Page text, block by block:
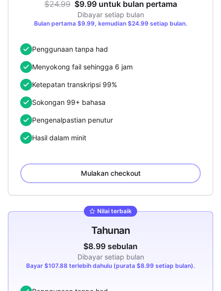
$24.99 $9.99 untuk bulan pertama
Dibayar setiap bulan
Bulan pertama $9.99, kemudian $24.99 setiap bulan.
Penggunaan tanpa had
Menyokong fail sehingga 6 jam
Ketepatan transkripsi 99%
Sokongan 99+ bahasa
Pengenalpastian penutur
Hasil dalam minit
Mulakan checkout
Nilai terbaik
Tahunan
$8.99 sebulan
Dibayar setiap bulan
Bayar $107.88 terlebih dahulu (purata $8.99 setiap bulan).